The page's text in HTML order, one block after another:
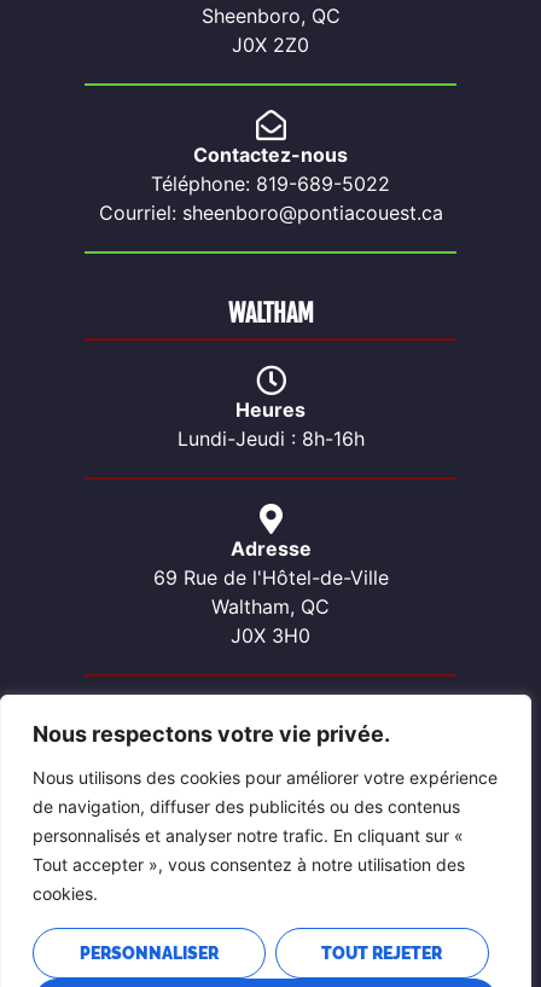
Nous respectons votre vie privée.
Nous utilisons des cookies pour améliorer votre expérience
de navigation, diffuser des publicités ou des contenus
personnalisés et analyser notre trafic. En cliquant sur «
Tout accepter », vous consentez à notre utilisation des
cookies.
PERSONNALISER TOUT REJETER
Sheenboro, QC
J0X 2Z0
Contactez-nous
Téléphone: 819-689-5022
Courriel: sheenboro@pontiacouest.ca
Heures
Lundi-Jeudi : 8h-16h
Adresse
69 Rue de l'Hôtel-de-Ville
Waltham, QC
J0X 3H0
Contactez-nous
Téléphone: 819-689-2057
Courriel: waltham@pontiacouest.ca
WALTHAM